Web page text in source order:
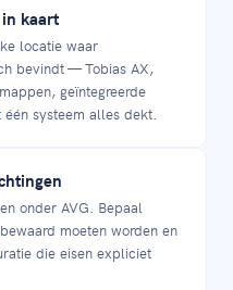
kaart
locatie waar
bevindt — Tobias AX,
geïntegreerde
systeem alles dekt.
onder AVG. Bepaal
moeten worden en
die eisen expliciet